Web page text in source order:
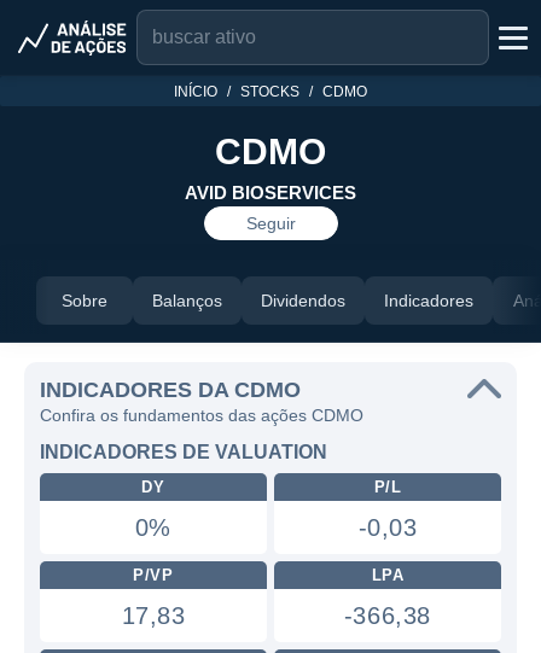
INÍCIO STOCKS CDMO
CDMO
AVID BIOSERVICES
Seguir
Sobre Balanços Dividendos Indicadores
INDICADORES DA CDMO
Confira os fundamentos das ações CDMO
INDICADORES DE VALUATION
DY
0%
P/L
-0,03
P/VP
17,83
LPA
-366,38